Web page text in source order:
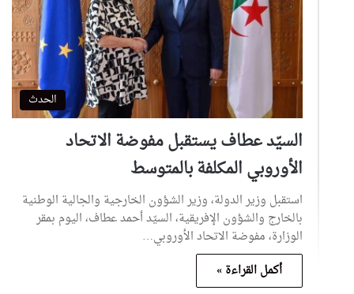
الحدث
السيّد عطاف يستقبل مفوضة الاتحاد
الأوروبي المكلفة بالمتوسط
استقبل وزير الدولة، وزير الشؤون الخارجية والجالية الوطنية
بالخارج والشؤون الإفريقية، السيّد أحمد عطاف، اليوم بمقر
الوزارة، مفوضة الاتحاد الأوروبي…
أكمل القراءة »